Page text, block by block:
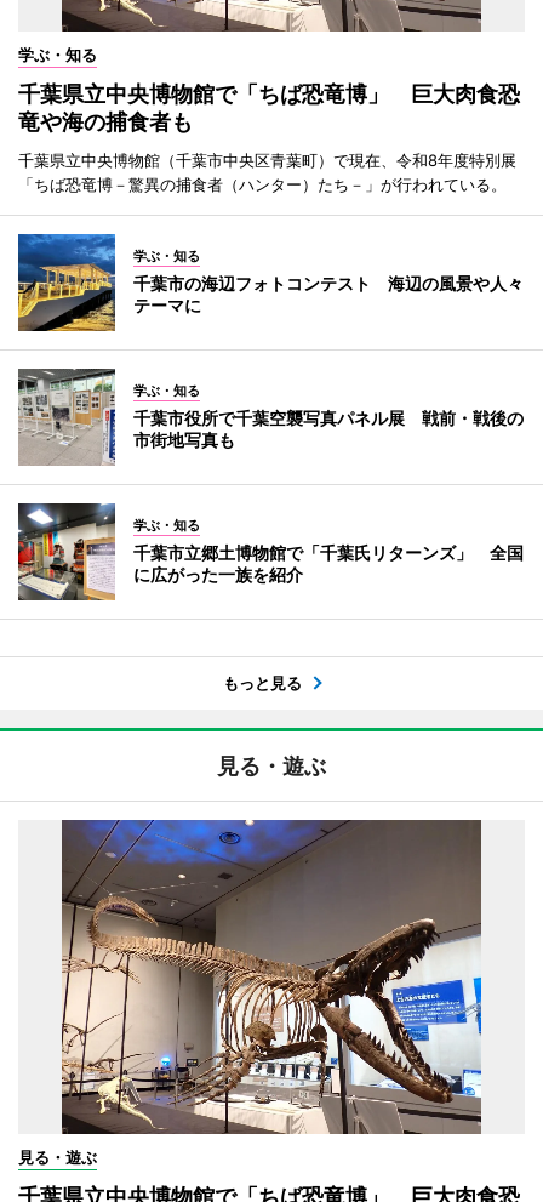
学ぶ・知る
千葉県立中央博物館で「ちば恐竜博」 巨大肉食恐
竜や海の捕食者も
千葉県立中央博物館（千葉市中央区青葉町）で現在、令和8年度特別展
「ちば恐竜博－驚異の捕食者（ハンター）たち－」が行われている。
学ぶ・知る
千葉市の海辺フォトコンテスト 海辺の風景や人々
テーマに
学ぶ・知る
千葉市役所で千葉空襲写真パネル展 戦前・戦後の
市街地写真も
学ぶ・知る
千葉市立郷土博物館で「千葉氏リターンズ」 全国
に広がった一族を紹介
もっと見る
見る・遊ぶ
見る・遊ぶ
千葉県立中央博物館で「ちば恐竜博」 巨大肉食恐